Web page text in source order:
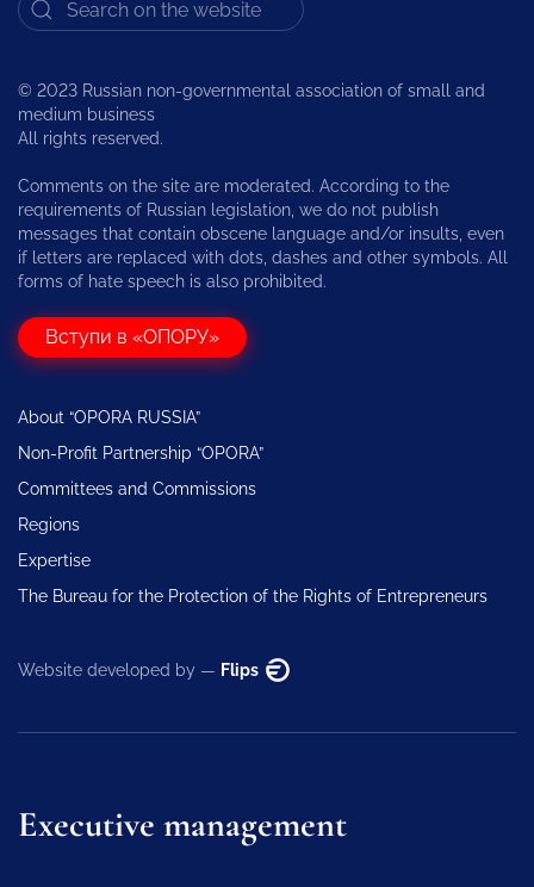
© 2023 Russian non-governmental association of small and
medium business
All rights reserved.
Comments on the site are moderated. According to the
requirements of Russian legislation, we do not publish
messages that contain obscene language and/or insults, even
if letters are replaced with dots, dashes and other symbols. All
forms of hate speech is also prohibited.
Вступи в «ОПОРУ»
About “OPORA RUSSIA”
Non-Profit Partnership “OPORA”
Committees and Commissions
Regions
Expertise
The Bureau for the Protection of the Rights of Entrepreneurs
Website developed by — Flips
Executive management